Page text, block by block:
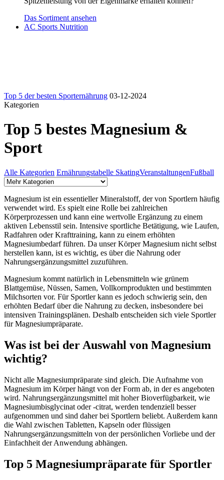
Das Sortiment ansehen
AC Sports Nutrition
Top 5 der besten Sporternährung 03-12-2024
Kategorien
Top 5 bestes Magnesium &
Sport
Alle Kategorien Ernährungstabelle SkatingVeranstaltungenFußball
Magnesium ist ein essentieller Mineralstoff, der von Sportlern häufig
verwendet wird. Es spielt eine Rolle bei zahlreichen
Körperprozessen und kann eine wertvolle Ergänzung zu einem
aktiven Lebensstil sein. Intensive sportliche Betätigung, wie Laufen,
Radfahren oder Krafttraining, kann zu einem erhöhten
Magnesiumbedarf führen. Da unser Körper Magnesium nicht selbst
herstellen kann, ist es wichtig, es über die Nahrung oder
Nahrungsergänzungsmittel zuzuführen.
Magnesium kommt natürlich in Lebensmitteln wie grünem
Blattgemüse, Nüssen, Samen, Vollkornprodukten und bestimmten
Milchsorten vor. Für Sportler kann es jedoch schwierig sein, den
erhöhten Bedarf über die Nahrung zu decken, insbesondere bei
intensiven Trainingsplänen. Deshalb entscheiden sich viele Sportler
für Magnesiumpräparate.
Was ist bei der Auswahl von Magnesium
wichtig?
Nicht alle Magnesiumpräparate sind gleich. Die Aufnahme von
Magnesium im Körper hängt von der Form ab, in der es angeboten
wird. Nahrungsergänzungsmittel mit hoher Bioverfügbarkeit, wie
Magnesiumbisglycinat oder -citrat, werden tendenziell besser
aufgenommen und sind daher bei Sportlern beliebt. Außerdem kann
die Wahl zwischen Tabletten, Kapseln oder flüssigen
Nahrungsergänzungsmitteln von der persönlichen Vorliebe und der
Einfachheit der Anwendung abhängen.
Top 5 Magnesiumpräparate für Sportler